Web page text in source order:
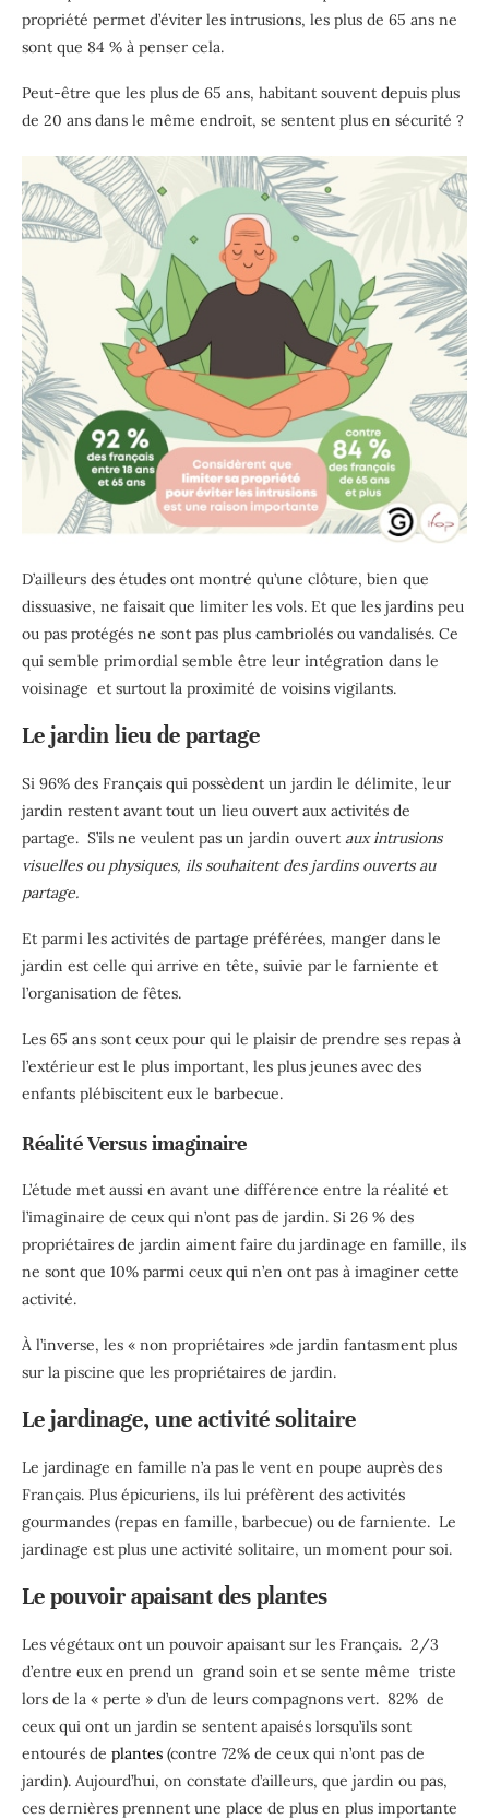
propriété permet d’éviter les intrusions, les plus de 65 ans ne
sont que 84 % à penser cela.
Peut-être que les plus de 65 ans, habitant souvent depuis plus
de 20 ans dans le même endroit, se sentent plus en sécurité ?
D’ailleurs des études ont montré qu’une clôture, bien que
dissuasive, ne faisait que limiter les vols. Et que les jardins peu
ou pas protégés ne sont pas plus cambriolés ou vandalisés. Ce
qui semble primordial semble être leur intégration dans le
voisinage et surtout la proximité de voisins vigilants.
Le jardin lieu de partage
Si 96% des Français qui possèdent un jardin le délimite, leur
jardin restent avant tout un lieu ouvert aux activités de
partage. S’ils ne veulent pas un jardin ouvert aux intrusions
visuelles ou physiques, ils souhaitent des jardins ouverts au
partage.
Et parmi les activités de partage préférées, manger dans le
jardin est celle qui arrive en tête, suivie par le farniente et
l’organisation de fêtes.
Les 65 ans sont ceux pour qui le plaisir de prendre ses repas à
l’extérieur est le plus important, les plus jeunes avec des
enfants plébiscitent eux le barbecue.
Réalité Versus imaginaire
L’étude met aussi en avant une différence entre la réalité et
l’imaginaire de ceux qui n’ont pas de jardin. Si 26 % des
propriétaires de jardin aiment faire du jardinage en famille, ils
ne sont que 10% parmi ceux qui n’en ont pas à imaginer cette
activité.
À l’inverse, les « non propriétaires »de jardin fantasment plus
sur la piscine que les propriétaires de jardin.
Le jardinage, une activité solitaire
Le jardinage en famille n’a pas le vent en poupe auprès des
Français. Plus épicuriens, ils lui préfèrent des activités
gourmandes (repas en famille, barbecue) ou de farniente. Le
jardinage est plus une activité solitaire, un moment pour soi.
Le pouvoir apaisant des plantes
Les végétaux ont un pouvoir apaisant sur les Français. 2/3
d’entre eux en prend un grand soin et se sente même triste
lors de la « perte » d’un de leurs compagnons vert. 82% de
ceux qui ont un jardin se sentent apaisés lorsqu’ils sont
entourés de plantes (contre 72% de ceux qui n’ont pas de
jardin). Aujourd’hui, on constate d’ailleurs, que jardin ou pas,
ces dernières prennent une place de plus en plus importante